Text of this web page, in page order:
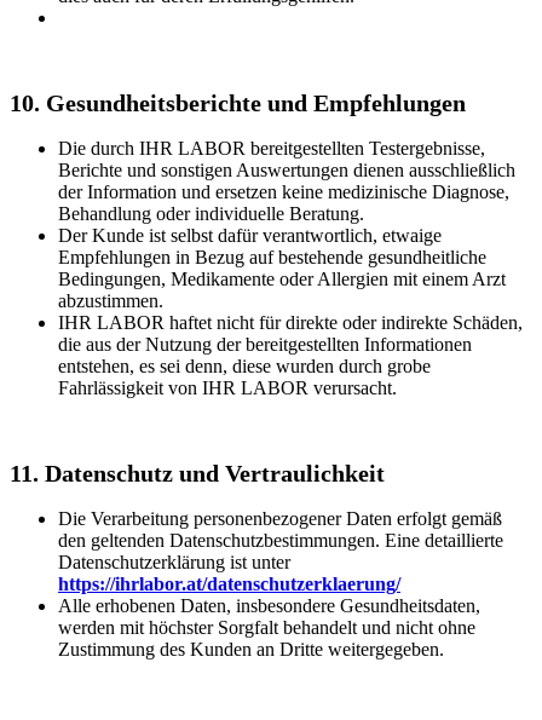
10. Gesundheitsberichte und Empfehlungen
Die durch IHR LABOR bereitgestellten Testergebnisse,
Berichte und sonstigen Auswertungen dienen ausschließlich
der Information und ersetzen keine medizinische Diagnose,
Behandlung oder individuelle Beratung.
Der Kunde ist selbst dafür verantwortlich, etwaige
Empfehlungen in Bezug auf bestehende gesundheitliche
Bedingungen, Medikamente oder Allergien mit einem Arzt
abzustimmen.
IHR LABOR haftet nicht für direkte oder indirekte Schäden,
die aus der Nutzung der bereitgestellten Informationen
entstehen, es sei denn, diese wurden durch grobe
Fahrlässigkeit von IHR LABOR verursacht.
11. Datenschutz und Vertraulichkeit
Die Verarbeitung personenbezogener Daten erfolgt gemäß
den geltenden Datenschutzbestimmungen. Eine detaillierte
Datenschutzerklärung ist unter
https://ihrlabor.at/datenschutzerklaerung/
Alle erhobenen Daten, insbesondere Gesundheitsdaten,
werden mit höchster Sorgfalt behandelt und nicht ohne
Zustimmung des Kunden an Dritte weitergegeben.